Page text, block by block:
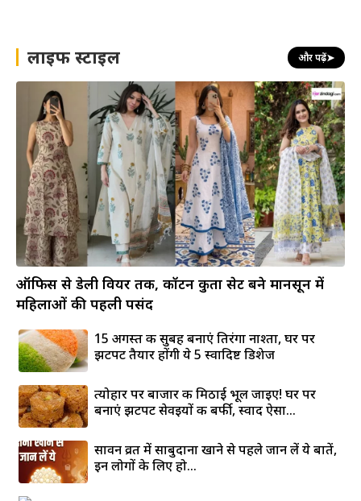
लाइफ स्टाइल और पढ़ें➤
ऑफिस से डेली वियर तक, कॉटन कुर्ता सेट बने मानसून में
महिलाओं की पहली पसंद
15 अगस्त की सुबह बनाएं तिरंगा नाश्ता, घर पर
झटपट तैयार होंगी ये 5 स्वादिष्ट डिशेज
त्योहार पर बाजार की मिठाई भूल जाइए! घर पर
बनाएं झटपट सेवइयों की बर्फी, स्वाद ऐसा...
सावन व्रत में साबुदाना खाने से पहले जान लें ये बातें,
इन लोगों के लिए हो...